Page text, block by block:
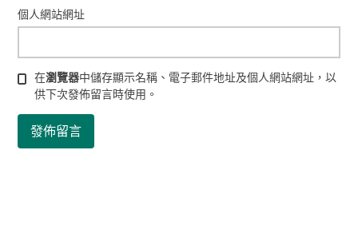
個人網站網址
在瀏覽器中儲存顯示名稱、電子郵件地址及個人網站網址，以
供下次發佈留言時使用。